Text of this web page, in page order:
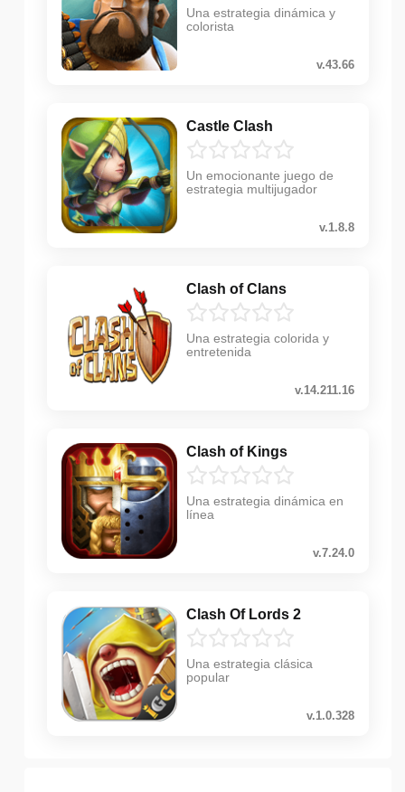
Una estrategia dinámica y
colorista
v.43.66
Castle Clash
Un emocionante juego de
estrategia multijugador
v.1.8.8
Clash of Clans
Una estrategia colorida y
entretenida
v.14.211.16
Clash of Kings
Una estrategia dinámica en
línea
v.7.24.0
Clash Of Lords 2
Una estrategia clásica
popular
v.1.0.328